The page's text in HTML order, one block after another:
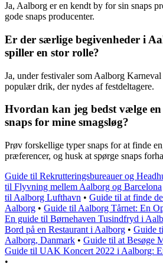
Ja, Aalborg er en kendt by for sin snaps
gode snaps producenter.
Er der særlige begivenheder i
spiller en stor rolle?
Ja, under festivaler som Aalborg
populær drik, der nydes af festdeltagere.
Hvordan kan jeg bedst vælge en
snaps for mine smagsløg?
Prøv forskellige typer snaps for at finde
præferencer, og husk at spørge snaps
Guide til Rekrutteringsbureauer og
til Flyvning mellem Aalborg og Barcelona
til Aalborg Lufthavn • Guide til at finde
Aalborg • Guide til Aalborg Tårnet: En
En guide til Børnehaven Tusindfryd i
Bord på en Restaurant i Aalborg • Guide
Aalborg, Danmark • Guide til at Besøge
Guide til UAK Koncert 2022 i Aalborg:
•